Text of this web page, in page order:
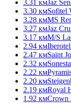
3.31 кмJaz
3.30 кмSofitel
3.28 кмMS
3.27 кмJaz
3.17 кмM/S
2.94 км
2.47 кмSaint
2.32 км
2.22 км
2.20 км
2.19 кмRoyal
1.92 кмCrown